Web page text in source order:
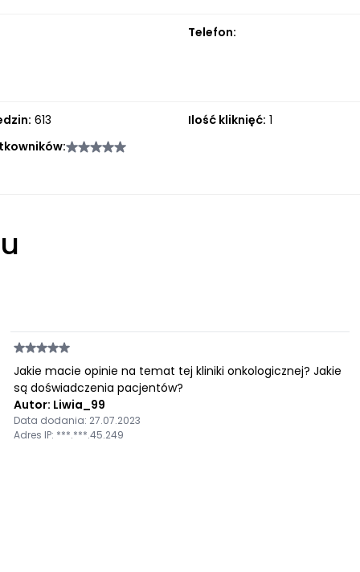
Telefon:
613 Ilość kliknięć: 1
Jakie macie opinie na temat tej kliniki onkologicznej? Jakie
są doświadczenia pacjentów?
Autor: Liwia_99
Data dodania: 27.07.2023
Adres IP: ***.***.45.249